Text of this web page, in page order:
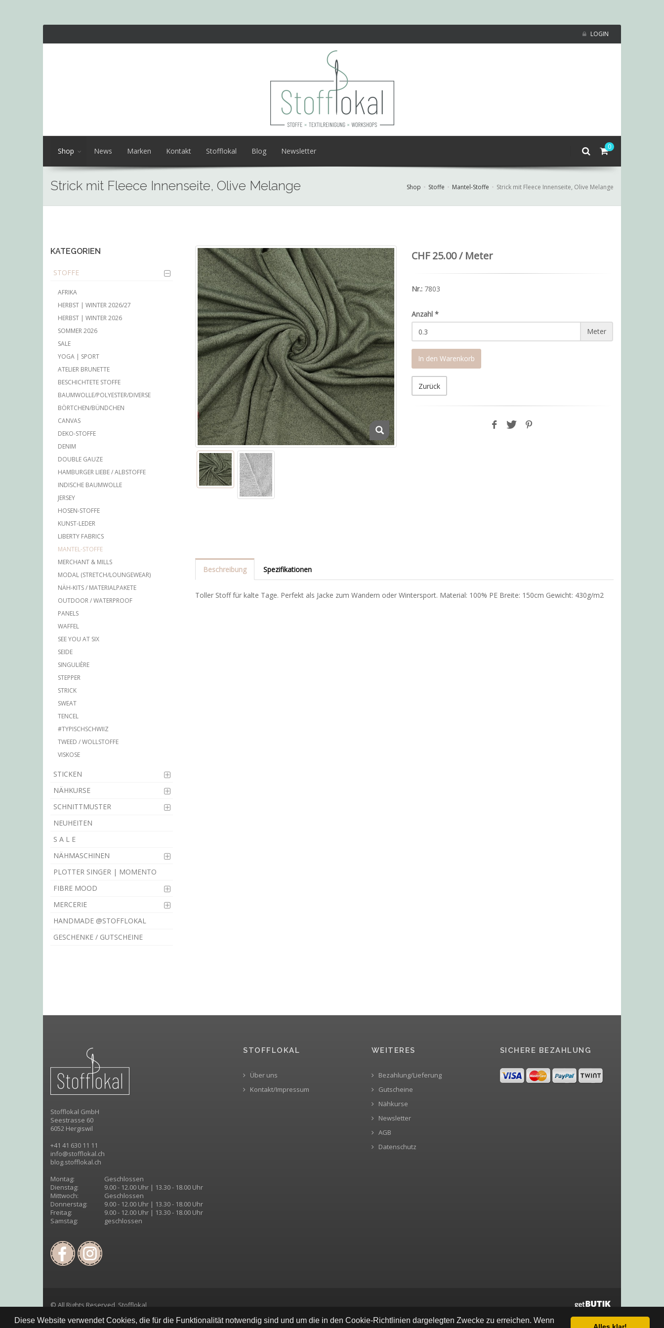
Diese Website verwendet Cookies, die für die Funktionalität notwendig sind und um die in den Cookie-Richtlinien dargelegten Zwecke zu erreichen. Wenn
LOGIN
0
Shop News Marken Kontakt Stofflokal Blog Newsletter
Strick mit Fleece Innenseite, Olive Melange Shop Stoffe Mantel-Stoffe Strick mit Fleece Innenseite, Olive Melange
KATEGORIEN
STOFFE
AFRIKA
HERBST | WINTER 2026/27
HERBST | WINTER 2026
SOMMER 2026
SALE
YOGA | SPORT
ATELIER BRUNETTE
BESCHICHTETE STOFFE
BAUMWOLLE/POLYESTER/DIVERSE
BÖRTCHEN/BÜNDCHEN
CANVAS
DEKO-STOFFE
DENIM
DOUBLE GAUZE
HAMBURGER LIEBE / ALBSTOFFE
INDISCHE BAUMWOLLE
JERSEY
HOSEN-STOFFE
KUNST-LEDER
LIBERTY FABRICS
MANTEL-STOFFE
MERCHANT & MILLS
MODAL (STRETCH/LOUNGEWEAR)
NÄH-KITS / MATERIALPAKETE
OUTDOOR / WATERPROOF
PANELS
WAFFEL
SEE YOU AT SIX
SEIDE
SINGULIÈRE
STEPPER
STRICK
SWEAT
TENCEL
#TYPISCHSCHWIIZ
TWEED / WOLLSTOFFE
VISKOSE
STICKEN
NÄHKURSE
SCHNITTMUSTER
NEUHEITEN
S A L E
NÄHMASCHINEN
PLOTTER SINGER | MOMENTO
FIBRE MOOD
MERCERIE
HANDMADE @STOFFLOKAL
GESCHENKE / GUTSCHEINE
CHF 25.00 / Meter
Nr.: 7803
Anzahl *
Meter
In den Warenkorb
Zurück
Beschreibung Spezifikationen
Toller Stoff für kalte Tage. Perfekt als Jacke zum Wandern oder Wintersport. Material: 100% PE Breite: 150cm Gewicht: 430g/m2
Stofflokal GmbH
Seestrasse 60
6052 Hergiswil
+41 41 630 11 11
info@stofflokal.ch
blog.stofflokal.ch
Montag:
Geschlossen
Dienstag:
9.00 - 12.00 Uhr | 13.30 - 18.00 Uhr
Mittwoch:
Geschlossen
Donnerstag:
9.00 - 12.00 Uhr | 13.30 - 18.00 Uhr
Freitag:
9.00 - 12.00 Uhr | 13.30 - 18.00 Uhr
Samstag:
geschlossen
STOFFLOKAL
Über uns
Kontakt/Impressum
WEITERES
Bezahlung/Lieferung
Gutscheine
Nähkurse
Newsletter
AGB
Datenschutz
SICHERE BEZAHLUNG
© All Rights Reserved, Stofflokal